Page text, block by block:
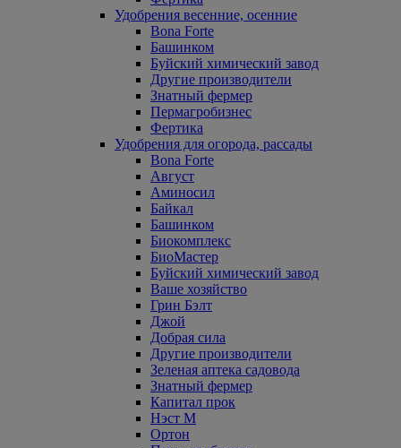
Удобрения весенние, осенние
Bona Forte
Башинком
Буйский химический завод
Другие производители
Знатный фермер
Пермагробизнес
Фертика
Удобрения для огорода, рассады
Bona Forte
Август
Аминосил
Байкал
Башинком
Биокомплекс
БиоМастер
Буйский химический завод
Ваше хозяйство
Грин Бэлт
Джой
Добрая сила
Другие производители
Зеленая аптека садовода
Знатный фермер
Капитал прок
Нэст М
Ортон